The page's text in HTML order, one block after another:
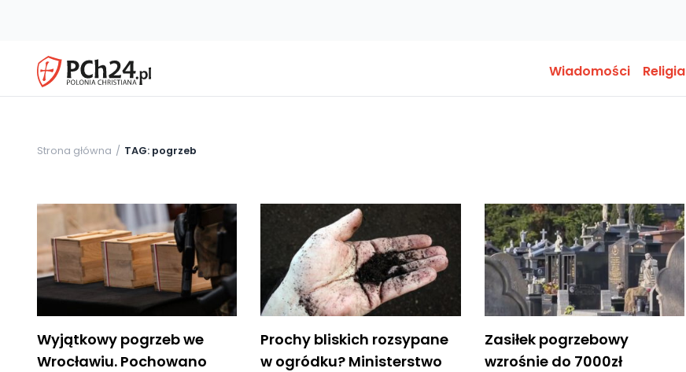
Wiadomości Religia
Strona główna TAG: pogrzeb
Wyjątkowy pogrzeb we
Wrocławiu. Pochowano
Prochy bliskich rozsypane
w ogródku? Ministerstwo
Zasiłek pogrzebowy
wzrośnie do 7000zł